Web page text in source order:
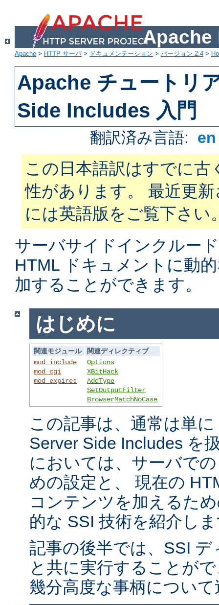
Apache
Apache > HTTP サーバ> ドキュメンテーション > バージョン 2.4 >
Apache チュートリ
Side Includes 入門
翻訳済み言語:
この日本語訳はすでに古
性があります。 最近更
には英語版をご覧下さい
サーバサイドインクルー
HTML ドキュメントに動
加することができます。
はじめに
関連モジュール
関連ディレクティブ
mod_include
mod_cgi
mod_expires
Options
XBitHack
AddType
SetOutputFilter
BrowserMatchNoCase
この記事は、通常は単
Server Side Includes を
においては、サーバで
めの設定と、 現在の
コンテンツを加えるた
的な SSI 技術を紹介し
記事の後半では、SSI
と共に実行することが
幾分高度な事柄につい